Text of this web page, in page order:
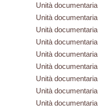
Unità documentaria
Unità documentaria
Unità documentaria
Unità documentaria
Unità documentaria
Unità documentaria
Unità documentaria
Unità documentaria
Unità documentaria